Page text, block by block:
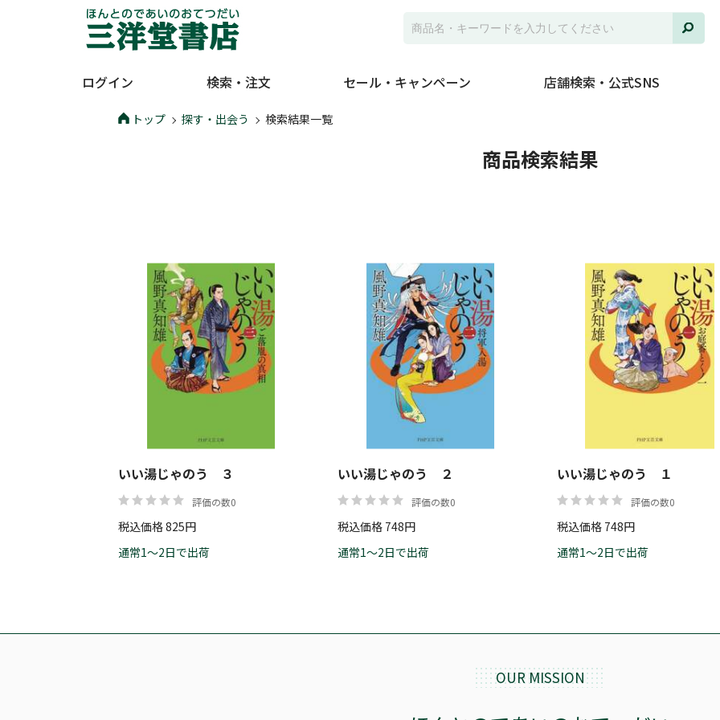
ログイン 検索・注文 セール・キャンペーン 店舗検索・公式SNS
トップ 探す・出会う 検索結果一覧
商品検索結果
並
在庫
価格
いい湯じゃのう ３
評価の数0
税込価格 825円
通常1～2日で出荷
いい湯じゃのう ２
評価の数0
税込価格 748円
通常1～2日で出荷
いい湯じゃのう １
評価の数0
税込価格 748円
通常1～2日で出荷
OUR MISSION